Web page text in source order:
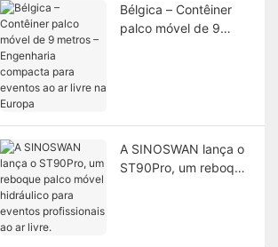
Bélgica – Contêiner
palco móvel de 9
A SINOSWAN lança o
ST90Pro, um reboque